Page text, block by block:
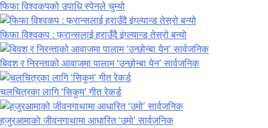
फिफा विश्वकपको उपाधि स्पेनले चुम्यो
फिफा विश्वकप : फ्रान्सलाई हराउँदै इंग्ल्यान्ड तेस्रो बन्यो
बिवश र निरन्ताको आवाजमा पालाम ‘उन्छोन्बा येन’ सार्वजनिक
चलचित्रका लागि ‘सिकुम’ गीत रेकर्ड
हजुरआमाको जीवनगाथामा आधारित ‘उमो’ सार्वजनिक